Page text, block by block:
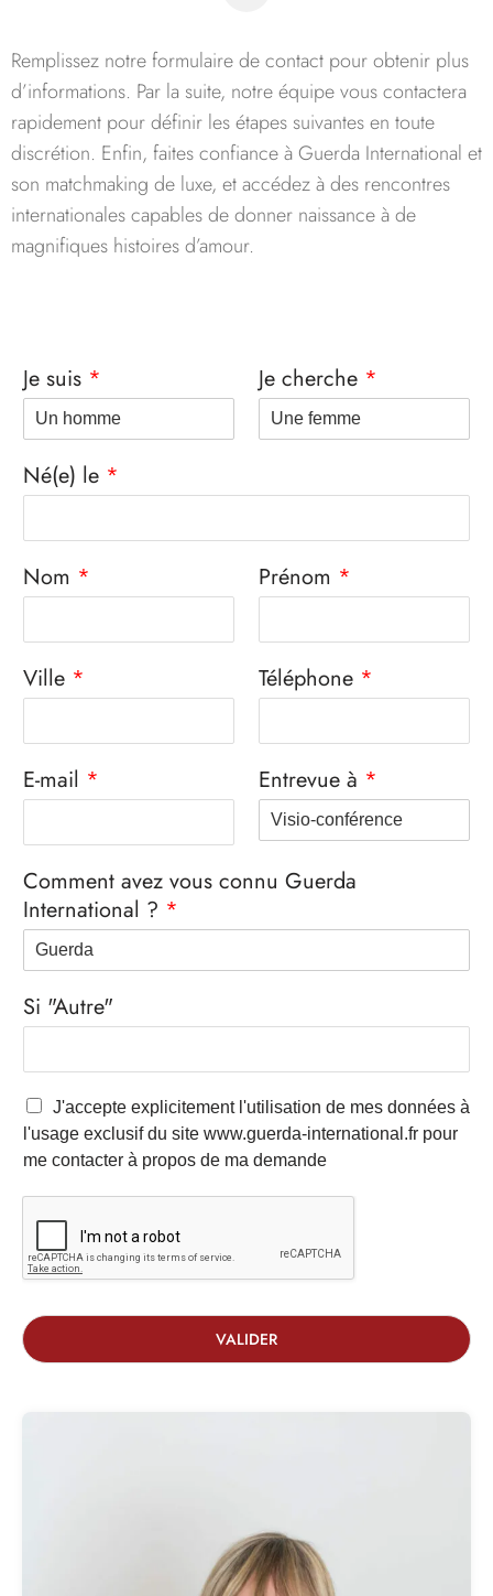
Remplissez notre formulaire de contact pour obtenir plus
d’informations. Par la suite, notre équipe vous contactera
rapidement pour définir les étapes suivantes en toute
discrétion. Enfin, faites confiance à Guerda International et
son matchmaking de luxe, et accédez à des rencontres
internationales capables de donner naissance à de
magnifiques histoires d’amour.
Je suis * Je cherche *
Né(e) le *
Nom * Prénom *
Ville * Téléphone *
E-mail * Entrevue à *
Comment avez vous connu Guerda
International ? *
Si "Autre"
J'accepte explicitement l'utilisation de mes données à
l'usage exclusif du site www.guerda-international.fr pour
me contacter à propos de ma demande
VALIDER